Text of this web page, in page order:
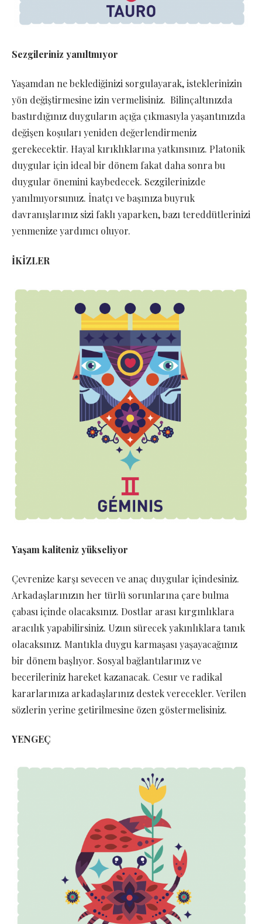
Sezgileriniz yanıltmıyor
Yaşamdan ne beklediğinizi sorgulayarak, isteklerinizin
yön değiştirmesine izin vermelisiniz. Bilinçaltınızda
bastırdığınız duyguların açığa çıkmasıyla yaşantınızda
değişen koşuları yeniden değerlendirmeniz
gerekecektir. Hayal kırıklıklarına yatkınsınız. Platonik
duygular için ideal bir dönem fakat daha sonra bu
duygular önemini kaybedecek. Sezgilerinizde
yanılmıyorsunuz. İnatçı ve başınıza buyruk
davranışlarınız sizi faklı yaparken, bazı tereddütlerinizi
yenmenize yardımcı oluyor.
İKİZLER
Yaşam kaliteniz yükseliyor
Çevrenize karşı sevecen ve anaç duygular içindesiniz.
Arkadaşlarınızın her türlü sorunlarına çare bulma
çabası içinde olacaksınız. Dostlar arası kırgınlıklara
aracılık yapabilirsiniz. Uzun sürecek yakınlıklara tanık
olacaksınız. Mantıkla duygu karmaşası yaşayacağınız
bir dönem başlıyor. Sosyal bağlantılarınız ve
becerileriniz hareket kazanacak. Cesur ve radikal
kararlarınıza arkadaşlarınız destek verecekler. Verilen
sözlerin yerine getirilmesine özen göstermelisiniz.
YENGEÇ